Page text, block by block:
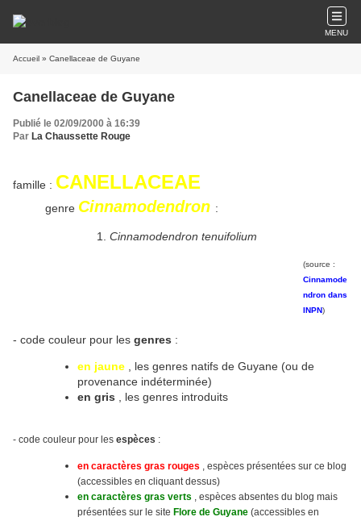
MENU
Accueil » Canellaceae de Guyane
Canellaceae de Guyane
Publié le 02/09/2000 à 16:39
Par La Chaussette Rouge
famille : CANELLACEAE
genre Cinnamodendron :
Cinnamodendron tenuifolium
(source :
Cinnamode
ndron dans
INPN)
- code couleur pour les genres :
en jaune
, les genres natifs de Guyane (ou de
provenance indéterminée)
en gris
, les genres introduits
- code couleur pour les espèces :
en caractères gras rouges , espèces présentées sur ce blog
(accessibles en cliquant dessus)
en caractères gras verts , espèces absentes du blog mais
présentées sur le site Flore de Guyane (accessibles en